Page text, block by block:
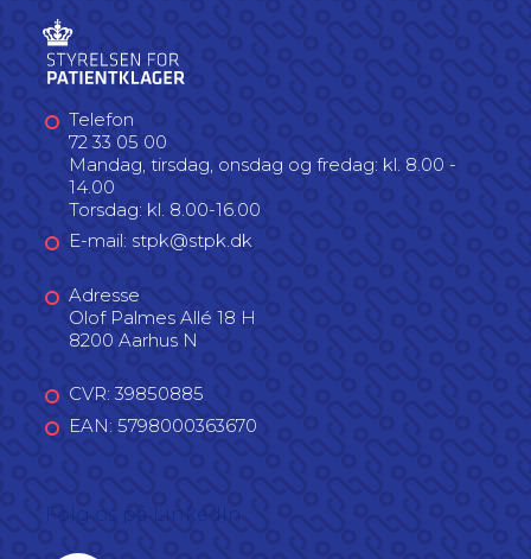
Telefon
72 33 05 00
Mandag, tirsdag, onsdag og fredag: kl. 8.00 -
14.00
Torsdag: kl. 8.00-16.00
E-mail: stpk@stpk.dk
Adresse
Olof Palmes Allé 18 H
8200 Aarhus N
CVR: 39850885
EAN: 5798000363670